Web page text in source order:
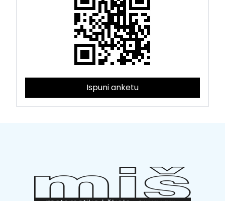
Ispuni anketu